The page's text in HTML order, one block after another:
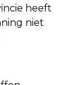
heeft
niet